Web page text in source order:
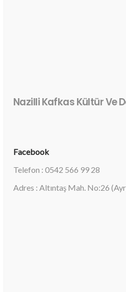
Nazilli Kafkas Kültür Ve
Facebook
Telefon : 0542 566 99 28
Adres : Altıntaş Mah. No:26